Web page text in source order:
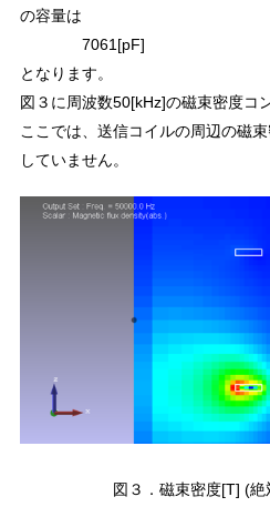
の容量は
7061[pF]
となります。
図３に周波数50[kHz]の磁束密度コ
ここでは、送信コイルの周辺の磁
していません。
図３．磁束密度[T] (絶対値